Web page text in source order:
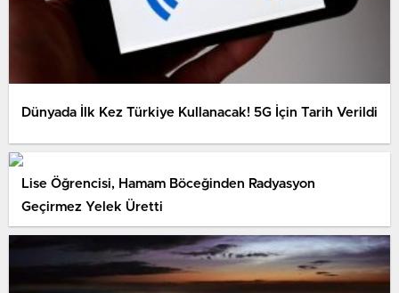
Dünyada İlk Kez Türkiye Kullanacak! 5G İçin Tarih Verildi
Lise Öğrencisi, Hamam Böceğinden Radyasyon
Geçirmez Yelek Üretti